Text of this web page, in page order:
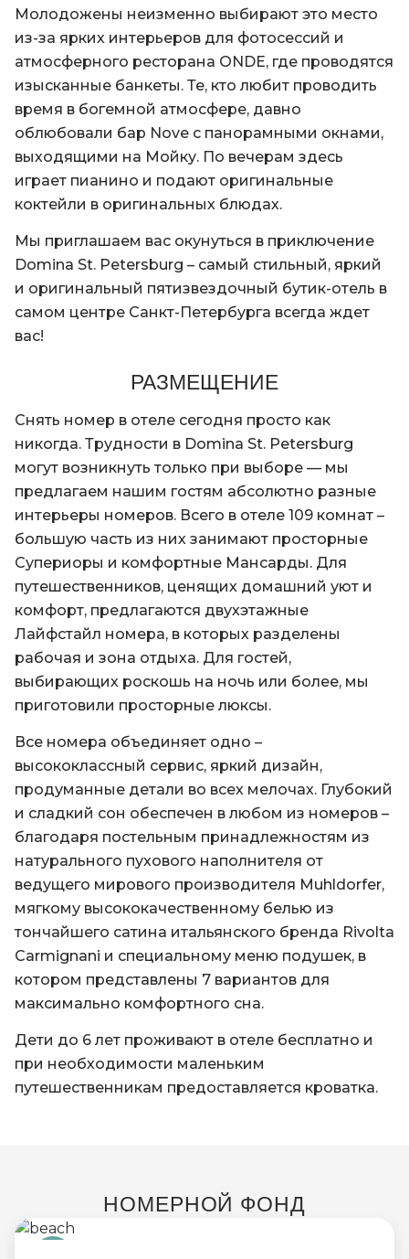
Молодожены неизменно выбирают это место
из-за ярких интерьеров для фотосессий и
атмосферного ресторана ONDE, где проводятся
изысканные банкеты. Те, кто любит проводить
время в богемной атмосфере, давно
облюбовали бар Nove с панорамными окнами,
выходящими на Мойку. По вечерам здесь
играет пианино и подают оригинальные
коктейли в оригинальных блюдах.
Мы приглашаем вас окунуться в приключение
Domina St. Petersburg – самый стильный, яркий
и оригинальный пятизвездочный бутик-отель в
самом центре Санкт-Петербурга всегда ждет
вас!
РАЗМЕЩЕНИЕ
Снять номер в отеле сегодня просто как
никогда. Трудности в Domina St. Petersburg
могут возникнуть только при выборе — мы
предлагаем нашим гостям абсолютно разные
интерьеры номеров. Всего в отеле 109 комнат –
большую часть из них занимают просторные
Супериоры и комфортные Мансарды. Для
путешественников, ценящих домашний уют и
комфорт, предлагаются двухэтажные
Лайфстайл номера, в которых разделены
рабочая и зона отдыха. Для гостей,
выбирающих роскошь на ночь или более, мы
приготовили просторные люксы.
Все номера объединяет одно –
высококлассный сервис, яркий дизайн,
продуманные детали во всех мелочах. Глубокий
и сладкий сон обеспечен в любом из номеров –
благодаря постельным принадлежностям из
натурального пухового наполнителя от
ведущего мирового производителя Muhldorfer,
мягкому высококачественному белью из
тончайшего сатина итальянского бренда Rivolta
Carmignani и специальному меню подушек, в
котором представлены 7 вариантов для
максимально комфортного сна.
Дети до 6 лет проживают в отеле бесплатно и
при необходимости маленьким
путешественникам предоставляется кроватка.
НОМЕРНОЙ ФОНД